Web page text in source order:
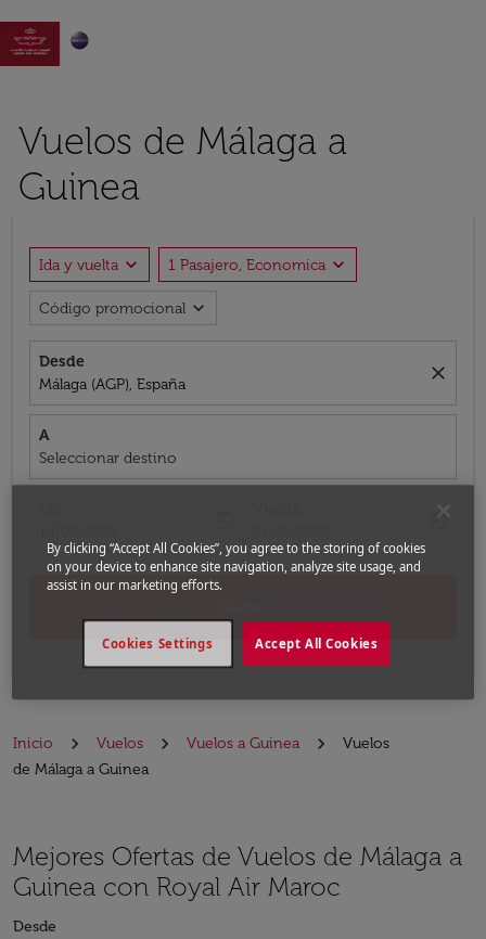

Vuelos de Málaga a
Guinea
Ida y vuelta expand_more 1 Pasajero, Economica expand_more
Código promocional expand_more
Desde
Málaga (AGP), España
close
A
Seleccionar destino
Inicio Vuelos Vuelos a Guinea
Vuelos
de Málaga a Guinea
Mejores Ofertas de Vuelos de Málaga a
Guinea con Royal Air Maroc
Desde
By clicking “Accept All Cookies”, you agree to the storing of cookies
on your device to enhance site navigation, analyze site usage, and
assist in our marketing efforts.
Accept All Cookies
Cookies Settings